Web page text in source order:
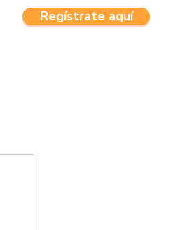
Regístrate aquí